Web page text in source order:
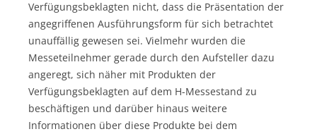
Verfügungsbeklagten nicht, dass die Präsentation der
angegriffenen Ausführungsform für sich betrachtet
unauffällig gewesen sei. Vielmehr wurden die
Messeteilnehmer gerade durch den Aufsteller dazu
angeregt, sich näher mit Produkten der
Verfügungsbeklagten auf dem H-Messestand zu
beschäftigen und darüber hinaus weitere
Informationen über diese Produkte bei dem